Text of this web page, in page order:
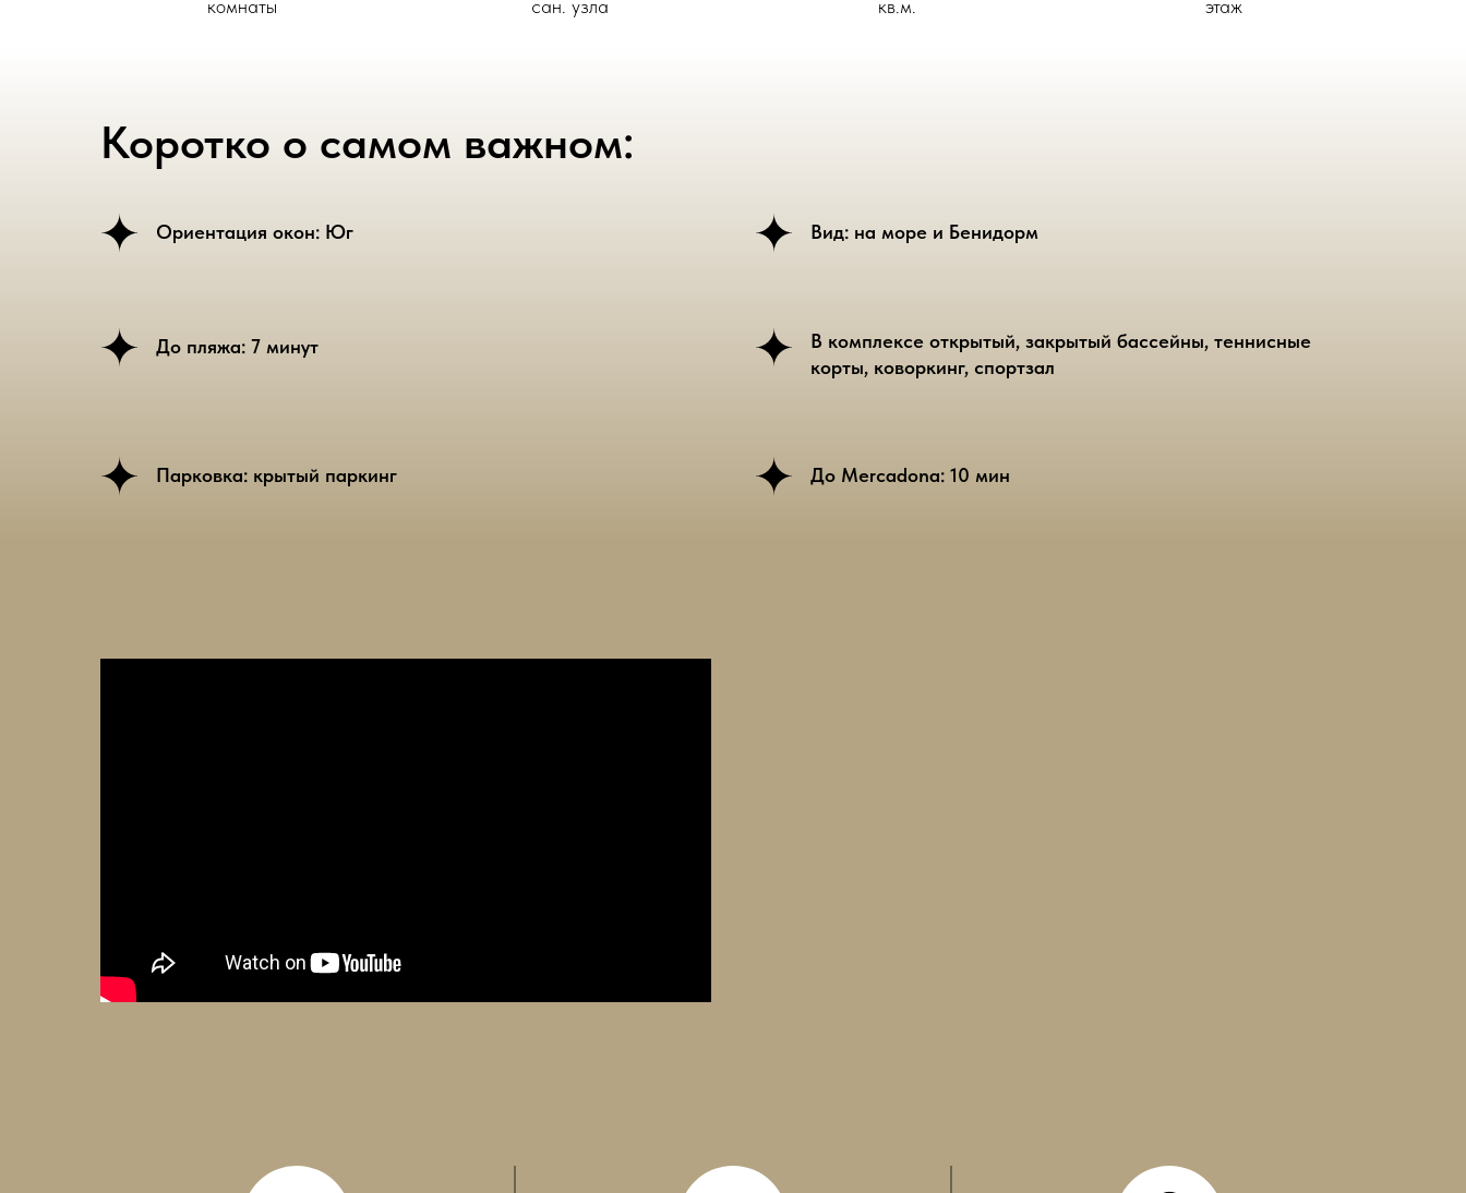
комнаты сан. узла кв.м. этаж
Коротко о самом важном:
Ориентация окон: Юг Вид: на море и Бенидорм
До пляжа: 7 минут
В комплексе открытый, закрытый бассейны, теннисные
корты, коворкинг, спортзал
Парковка: крытый паркинг До Mercadona: 10 мин